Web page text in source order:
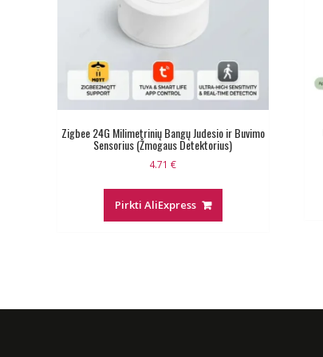
Zigbee 24G Milimetrinių Bangų Judesio ir Buvimo
Sensorius (Žmogaus Detektorius)
4.71€
Pirkti AliExpress